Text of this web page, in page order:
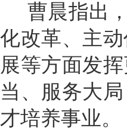
曹晨指出
化改革、主
展等方面发
当、服务大
才培养事业。